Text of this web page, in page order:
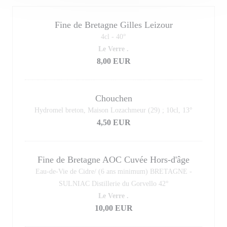
Fine de Bretagne Gilles Leizour
4cl - 40°
8,00 EUR
Le Verre .
Chouchen
Hydromel breton, Maison Lozachmeur (29) ; 10cl, 13°
4,50 EUR
Fine de Bretagne AOC Cuvée Hors-d'âge
Eau-de-Vie de Cidre/ (6 ans minimum) BRETAGNE -
SULNIAC Distillerie du Gorvello 42°
10,00 EUR
Le Verre .